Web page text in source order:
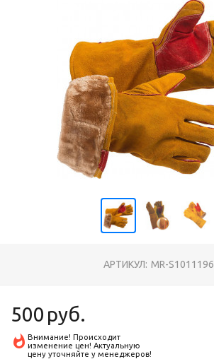
АРТИКУЛ: MR-S1011196
500 руб.
Внимание! Происходит
изменение цен! Актуальную
цену уточняйте у менеджеров!